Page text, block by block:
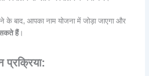
के बाद, आपका नाम योजना में जोड़ा जाएगा और
हैं।